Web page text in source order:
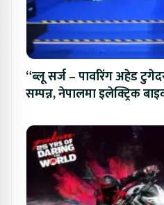
“ब्लू सर्ज – पावरिंग अहेड
सम्पन्न, नेपालमा इलेक्ट्रिक